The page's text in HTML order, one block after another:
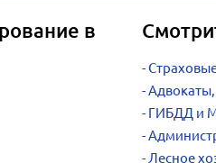
в
ГИБДД и
Лесное